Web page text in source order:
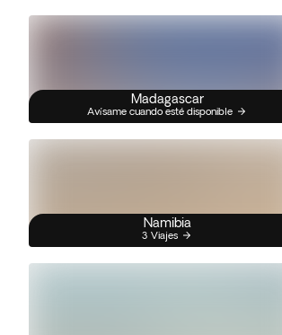
Madagascar
Avísame cuando esté disponible
Namibia
3 Viajes